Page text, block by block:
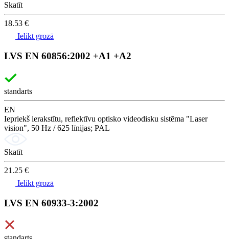
Skatīt
18.53 €
Ielikt grozā
LVS EN 60856:2002 +A1 +A2
standarts
EN
Iepriekš ierakstītu, reflektīvu optisko videodisku sistēma "Laser
vision", 50 Hz / 625 līnijas; PAL
Skatīt
21.25 €
Ielikt grozā
LVS EN 60933-3:2002